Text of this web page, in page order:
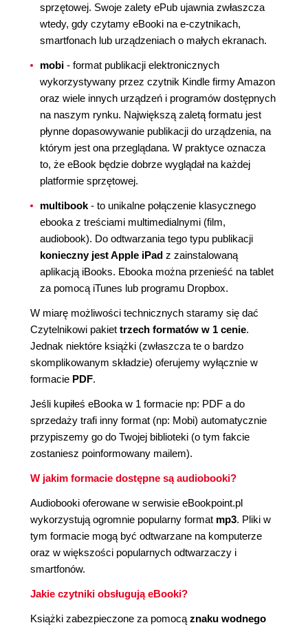
sprzętowej. Swoje zalety ePub ujawnia zwłaszcza
wtedy, gdy czytamy eBooki na e-czytnikach,
smartfonach lub urządzeniach o małych ekranach.
mobi - format publikacji elektronicznych
wykorzystywany przez czytnik Kindle firmy Amazon
oraz wiele innych urządzeń i programów dostępnych
na naszym rynku. Największą zaletą formatu jest
płynne dopasowywanie publikacji do urządzenia, na
którym jest ona przeglądana. W praktyce oznacza
to, że eBook będzie dobrze wyglądał na każdej
platformie sprzętowej.
multibook - to unikalne połączenie klasycznego
ebooka z treściami multimedialnymi (film,
audiobook). Do odtwarzania tego typu publikacji
konieczny jest Apple iPad z zainstalowaną
aplikacją iBooks. Ebooka można przenieść na tablet
za pomocą iTunes lub programu Dropbox.
W miarę możliwości technicznych staramy się dać
Czytelnikowi pakiet trzech formatów w 1 cenie.
Jednak niektóre książki (zwłaszcza te o bardzo
skomplikowanym składzie) oferujemy wyłącznie w
formacie PDF.
Jeśli kupiłeś eBooka w 1 formacie np: PDF a do
sprzedaży trafi inny format (np: Mobi) automatycznie
przypiszemy go do Twojej biblioteki (o tym fakcie
zostaniesz poinformowany mailem).
W jakim formacie dostępne są audiobooki?
Audiobooki oferowane w serwisie eBookpoint.pl
wykorzystują ogromnie popularny format mp3. Pliki w
tym formacie mogą być odtwarzane na komputerze
oraz w większości popularnych odtwarzaczy i
smartfonów.
Jakie czytniki obsługują eBooki?
Książki zabezpieczone za pomocą znaku wodnego